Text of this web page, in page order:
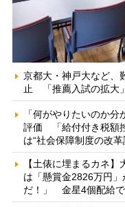
京都大・神戸大など、
止 「推薦入試の拡大
「何がやりたいのか
評価 「給付付き税額
は“社会保障制度の改
【土俵に埋まるカネ
は「懸賞金2826万円
だ！」 金星4個配給で